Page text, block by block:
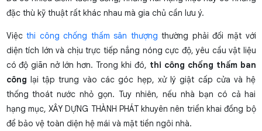
đặc thù kỹ thuật rất khác nhau mà gia chủ cần lưu ý.
Việcthi công chống thấm sân thượng thường phải đối mặt với
diện tích lớn và chịu trực tiếp nắng nóng cực độ, yêu cầu vật liệu
có độ giãn nở lớn hơn. Trong khi đó, thi công chống thấm ban
công lại tập trung vào các góc hẹp, xử lý giật cấp cửa và hệ
thống thoát nước nhỏ gọn. Tuy nhiên, nếu nhà bạn có cả hai
hạng mục, XÂY DỰNG THÀNH PHÁT khuyên nên triển khai đồng bộ
để bảo vệ toàn diện hệ mái và mặt tiền ngôi nhà.